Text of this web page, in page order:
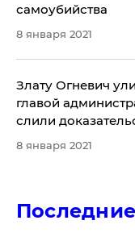
самоубийства
8 января 2021
Злату Огневич
главой
слили
8 января 2021